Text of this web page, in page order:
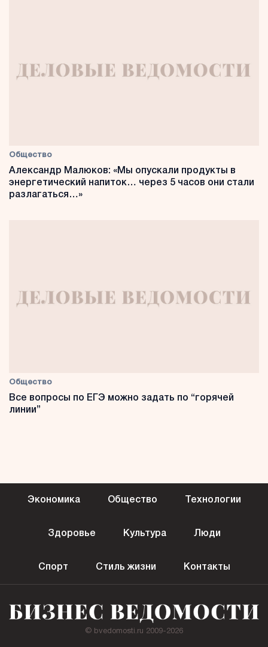
Общество
Александр Малюков: «Мы опускали продукты в
энергетический напиток… через 5 часов они стали
разлагаться…»
Общество
Все вопросы по ЕГЭ можно задать по “горячей
линии”
Экономика Общество Технологии
Здоровье Культура Люди
Спорт Стиль жизни Контакты
© bvedomosti.ru 2009-2026